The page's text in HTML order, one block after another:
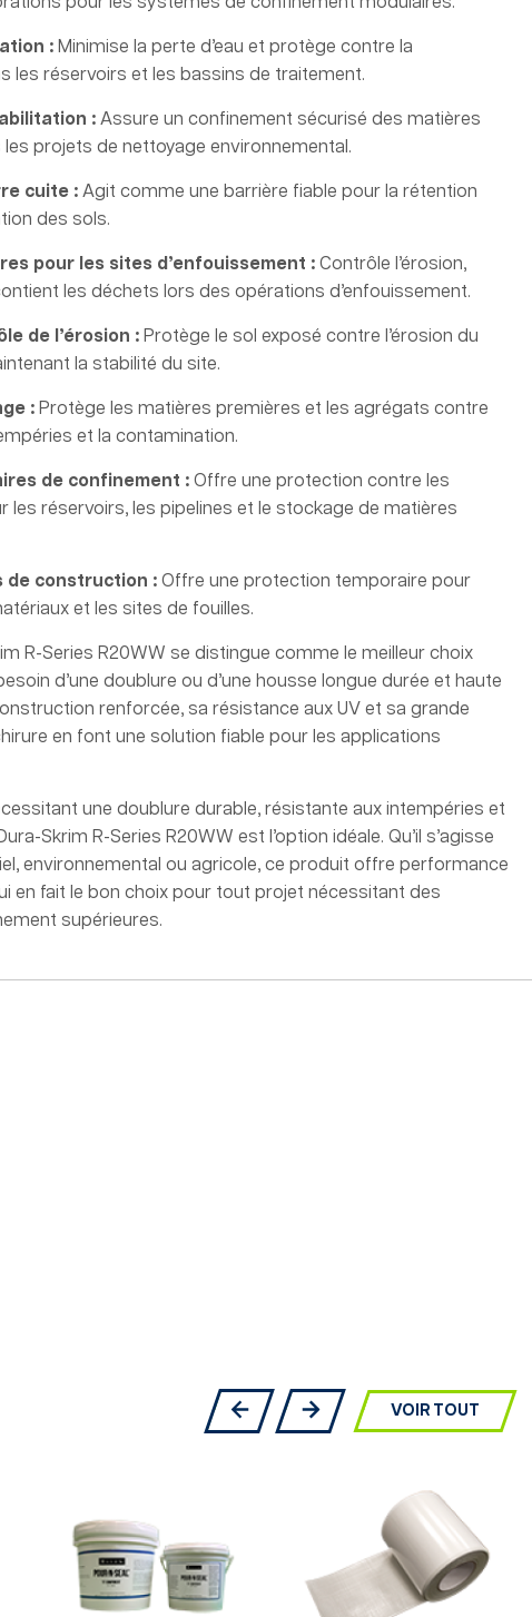
: Minimise la perte d’eau et protège contre la
les réservoirs et les bassins de traitement.
: Assure un confinement sécurisé des matières
projets de nettoyage environnemental.
cuite : Agit comme une barrière fiable pour la rétention
des sols.
pour les sites d’enfouissement : Contrôle l’érosion,
les déchets lors des opérations d’enfouissement.
de l’érosion : Protège le sol exposé contre l’érosion du
la stabilité du site.
: Protège les matières premières et les agrégats contre
et la contamination.
de confinement : Offre une protection contre les
les réservoirs, les pipelines et le stockage de matières
de construction : Offre une protection temporaire pour
et les sites de fouilles.
R-Series R20WW se distingue comme le meilleur choix
d’une doublure ou d’une housse longue durée et haute
renforcée, sa résistance aux UV et sa grande
en font une solution fiable pour les applications
une doublure durable, résistante aux intempéries et
Skrim R-Series R20WW est l’option idéale. Qu’il s’agisse
environnemental ou agricole, ce produit offre performance
en fait le bon choix pour tout projet nécessitant des
supérieures.
VOIR TOUT